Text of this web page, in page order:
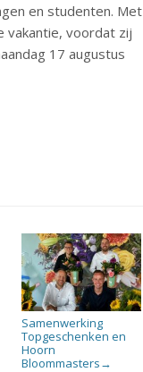
en studenten. Met
vakantie, voordat zij
17 augustus
Samenwerking
Topgeschenken en
Hoorn
Bloommasters →